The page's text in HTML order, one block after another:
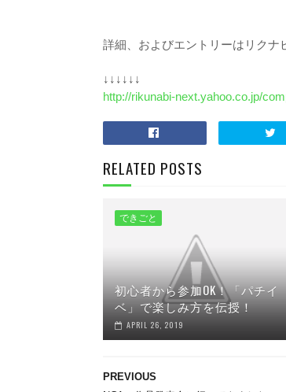
詳細、およびエントリーはリクナ
↓↓↓↓↓↓
http://rikunabi-next.yahoo.co.jp/
RELATED POSTS
できごと
初心者から参加OK！「パチイ
ベ」で楽しみ方を伝授！
APRIL 26, 2019
PREVIOUS